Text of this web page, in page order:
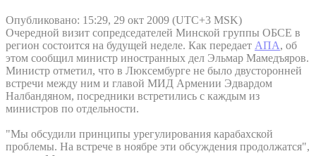
Опубликовано: 15:29, 29 окт 2009 (UTC+3 MSK)
Очередной визит сопредседателей Минской группы ОБСЕ в
регион состоится на будущей неделе. Как передает АПА, об
этом сообщил министр иностранных дел Эльмар Мамедъяров.
Министр отметил, что в Люксембурге не было двусторонней
встречи между ним и главой МИД Армении Эдвардом
Налбандяном, посредники встретились с каждым из
министров по отдельности.
"Мы обсудили принципы урегулирования карабахской
проблемы. На встрече в ноябре эти обсуждения продолжатся",